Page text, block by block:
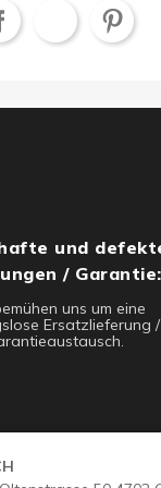
und
/ Garantie:
uns um eine
Ersatzlieferung /